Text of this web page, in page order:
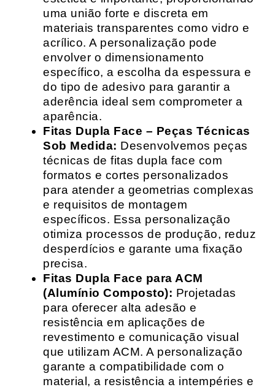
uma união forte e discreta em
materiais transparentes como vidro e
acrílico. A personalização pode
envolver o dimensionamento
específico, a escolha da espessura e
do tipo de adesivo para garantir a
aderência ideal sem comprometer a
aparência.
Fitas Dupla Face – Peças Técnicas
Sob Medida: Desenvolvemos peças
técnicas de fitas dupla face com
formatos e cortes personalizados
para atender a geometrias complexas
e requisitos de montagem
específicos. Essa personalização
otimiza processos de produção, reduz
desperdícios e garante uma fixação
precisa.
Fitas Dupla Face para ACM
(Alumínio Composto): Projetadas
para oferecer alta adesão e
resistência em aplicações de
revestimento e comunicação visual
que utilizam ACM. A personalização
garante a compatibilidade com o
material, a resistência a intempéries e